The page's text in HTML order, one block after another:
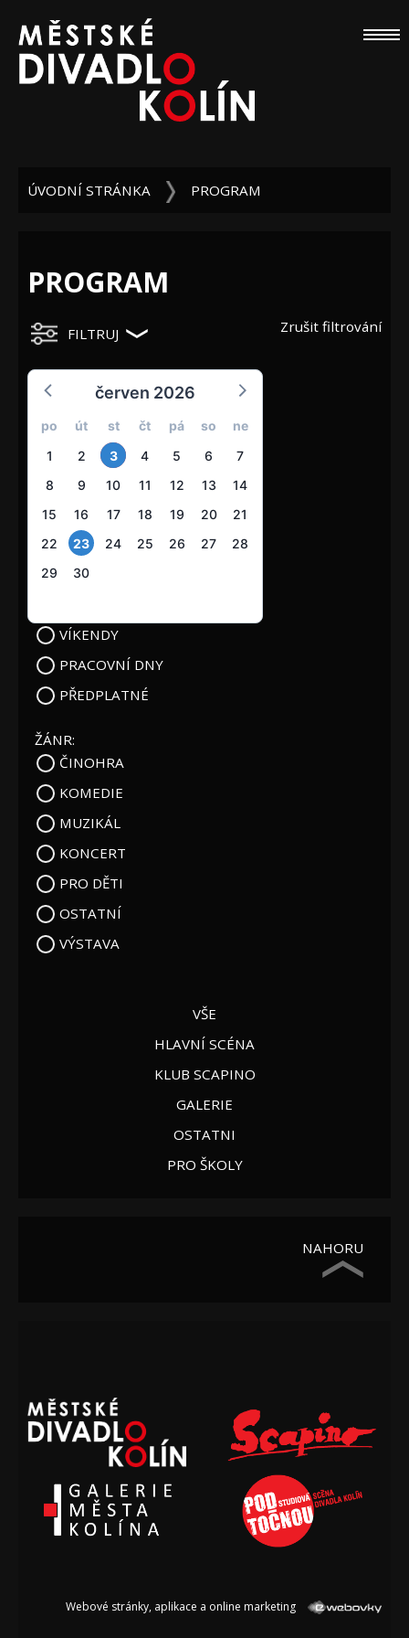
ÚVODNÍ STRÁNKA PROGRAM
PROGRAM
FILTRUJ Zrušit filtrování
červen 2026
po út st čt pá so
ne
1
2 3 4 5 6
7
8
9 10 11 12 13
14
15
16 17 18 19 20
21
22
23 24 25 26 27
28
29
30
VÍKENDY
PRACOVNÍ DNY
PŘEDPLATNÉ
ŽÁNR:
ČINOHRA
KOMEDIE
MUZIKÁL
KONCERT
PRO DĚTI
OSTATNÍ
VÝSTAVA
VŠE
HLAVNÍ SCÉNA
KLUB SCAPINO
GALERIE
OSTATNI
PRO ŠKOLY
NAHORU
Webové stránky, aplikace a online marketing